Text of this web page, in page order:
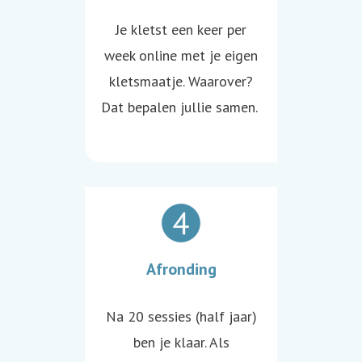
Je kletst een keer per
week online met je eigen
kletsmaatje. Waarover?
Dat bepalen jullie samen.
Afronding
Na 20 sessies (half jaar)
ben je klaar. Als